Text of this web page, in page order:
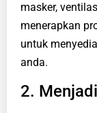
masker,
menerapkan
untuk
anda.
2.